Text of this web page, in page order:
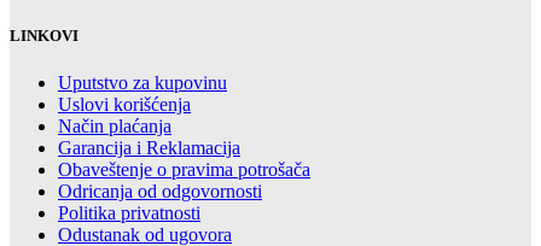
LINKOVI
Uputstvo za kupovinu
Uslovi korišćenja
Način plaćanja
Garancija i Reklamacija
Obaveštenje o pravima potrošača
Odricanja od odgovornosti
Politika privatnosti
Odustanak od ugovora